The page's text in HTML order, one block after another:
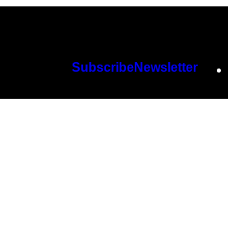
SubscribeNewsletter